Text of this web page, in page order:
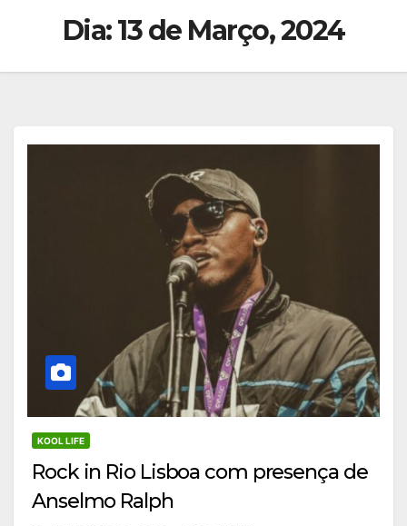
Dia:13 de Março, 2024
KOOL LIFE
Rock in Rio Lisboa com presença de
Anselmo Ralph